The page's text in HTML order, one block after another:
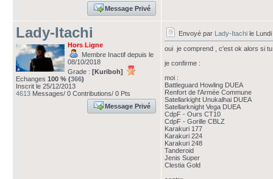
Message Privé
Lady-Itachi
Hors Ligne
Membre Inactif depuis le
08/10/2018
Grade : [Kuriboh]
Echanges 100 % (366)
Inscrit le 25/12/2013
4613 Messages/ 0 Contributions/ 0 Pts
Message Privé
Envoyé par Lady-Itachi le
oui je comprend , c'est ok alors si
je confirme :
moi :
Battleguard Howling DUEA
Renfort de l'Armée Commune
Satellarkight Unukalhai DUEA
Satellarknight Vega DUEA
CdpF - Ours CT10
CdpF - Gorille CBLZ
Karakuri 177
Karakuri 224
Karakuri 248
Tanderoid
Jenis Super
Clestia Gold